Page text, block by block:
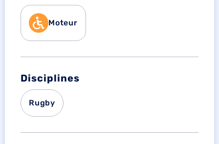
Moteur
Disciplines
Rugby